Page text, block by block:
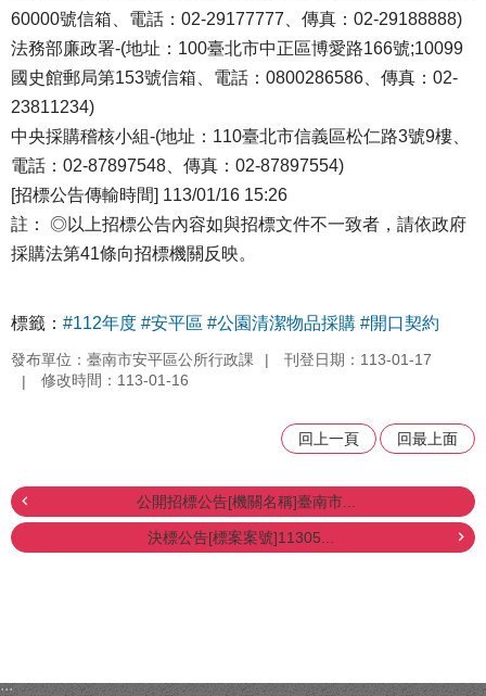
60000號信箱、電話：02-29177777、傳真：02-29188888)
法務部廉政署-(地址：100臺北市中正區博愛路166號;10099
國史館郵局第153號信箱、電話：0800286586、傳真：02-
23811234)
中央採購稽核小組-(地址：110臺北市信義區松仁路3號9樓、
電話：02-87897548、傳真：02-87897554)
[招標公告傳輸時間] 113/01/16 15:26
註： ◎以上招標公告內容如與招標文件不一致者，請依政府
採購法第41條向招標機關反映。
標籤： #112年度 #安平區 #公園清潔物品採購 #開口契約
發布單位：臺南市安平區公所行政課
刊登日期：113-01-17
修改時間：113-01-16
回上一頁 回最上面
公開招標公告[機關名稱]臺南市...
決標公告[標案案號]11305...